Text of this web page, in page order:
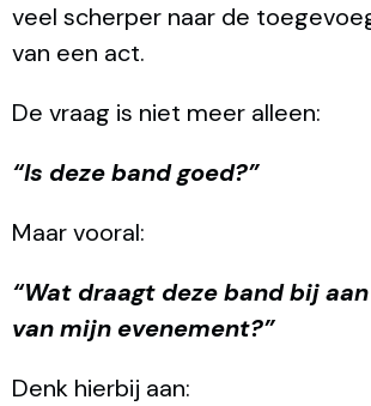
veel scherper naar de
van een act.
De vraag is niet meer alleen:
“Is deze band goed?”
Maar vooral:
“Wat draagt deze band bij
van mijn evenement?”
Denk hierbij aan: